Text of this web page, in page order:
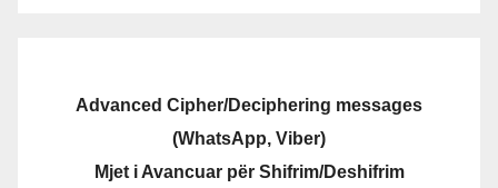
Advanced Cipher/Deciphering messages
(WhatsApp, Viber)
Mjet i Avancuar për Shifrim/Deshifrim